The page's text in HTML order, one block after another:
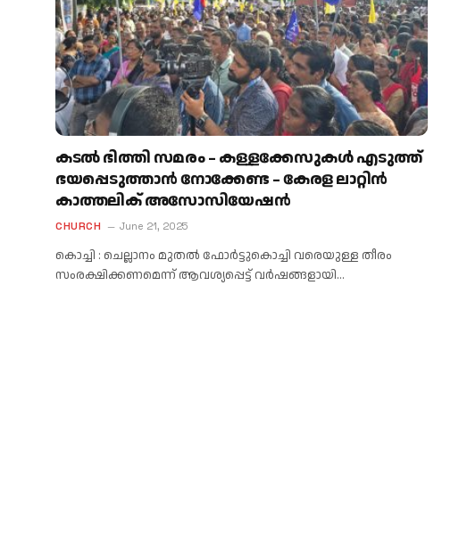
കടൽ ഭിത്തി സമരം – കള്ളക്കേസുകൾ എടുത്ത്
ഭയപ്പെടുത്താൻ നോക്കേണ്ട – കേരള ലാറ്റിൻ
കാത്തലിക് അസോസിയേഷൻ
CHURCH June 21, 2025
കൊച്ചി : ചെല്ലാനം മുതൽ ഫോർട്ടുകൊച്ചി വരെയുള്ള തീരം
സംരക്ഷിക്കണമെന്ന് ആവശ്യപ്പെട്ട് വർഷങ്ങളായി…